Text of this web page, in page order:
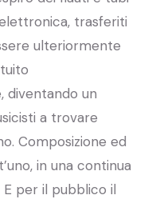
trasferiti
ulteriormente
diventando un
a trovare
Composizione ed
in una continua
E per il pubblico il